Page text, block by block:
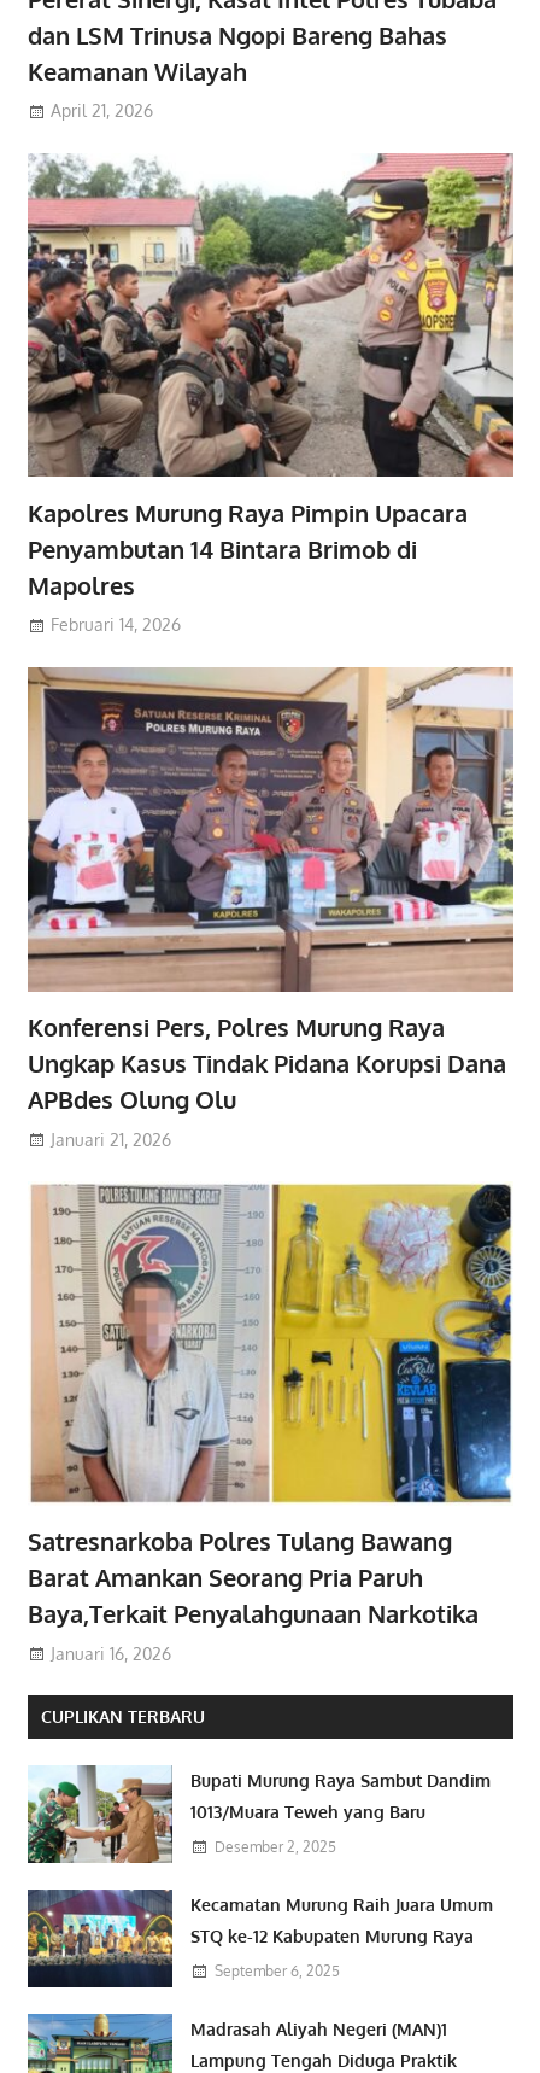
dan LSM Trinusa Ngopi Bareng Bahas
Keamanan Wilayah
April 21, 2026
Kapolres Murung Raya Pimpin Upacara
Penyambutan 14 Bintara Brimob di
Mapolres
Februari 14, 2026
Konferensi Pers, Polres Murung Raya
Ungkap Kasus Tindak Pidana Korupsi Dana
APBdes Olung Olu
Januari 21, 2026
Satresnarkoba Polres Tulang Bawang
Barat Amankan Seorang Pria Paruh
Baya,Terkait Penyalahgunaan Narkotika
Januari 16, 2026
CUPLIKAN TERBARU
Bupati Murung Raya Sambut Dandim
1013/Muara Teweh yang Baru
Desember 2, 2025
Kecamatan Murung Raih Juara Umum
STQ ke-12 Kabupaten Murung Raya
September 6, 2025
Madrasah Aliyah Negeri (MAN)1
Lampung Tengah Diduga Praktik